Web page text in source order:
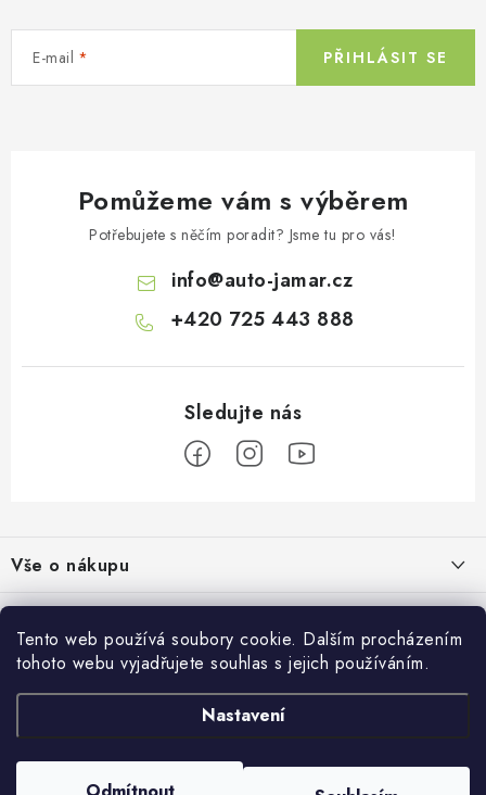
Tento web používá soubory cookie. Dalším procházením
tohoto webu vyjadřujete souhlas s jejich používáním.
Nastavení
E-mail PŘIHLÁSIT SE
Pomůžeme vám s výběrem
Potřebujete s něčím poradit? Jsme tu pro vás!
info@auto-jamar.cz
+420 725 443 888
p
a
Vše o nákupu
Doprava a platba
Vrácení a výměna
Reklamace
Obchodní podmínky
Moje objednávka
O nás
Kontakty
Napište nám
Prodejna
Přijímáme online platby